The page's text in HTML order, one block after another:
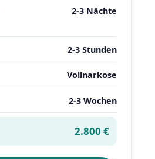
2-3 Nächte
2-3 Stunden
Vollnarkose
2-3 Wochen
2.800 €